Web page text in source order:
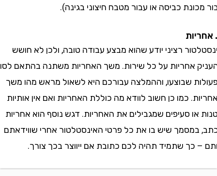
כביסה או עבור מטבח חיצוני בגינה).
רציני יודע שהוא מבצע עבודה טובה, ולכן לא חושש
אחריות על כל שירות. משך האחריות משתנה בהתאם לסוג
שבוצעו, וההמלצה עבורכם היא לשאול מראש מהו משך
כמו כן חשוב לוודא מה כוללת האחריות ואם אין אותיות
סעיפים שמגבילים את האחריות. דגש נוסף הוא אחריות
שיש בו את כל פרטי האינסטלטור אחרי שווידאתם
כך שתמיד תהיה לכם כתובת אם ייווצר בכך צורך.